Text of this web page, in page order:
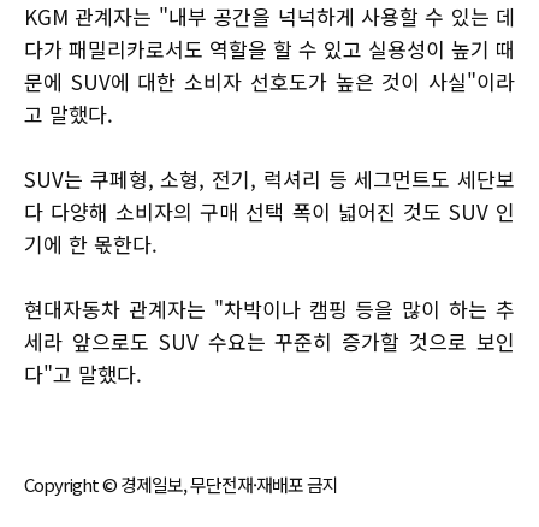
KGM 관계자는 "내부 공간을 넉넉하게 사용할 수 있는 데
다가 패밀리카로서도 역할을 할 수 있고 실용성이 높기 때
문에 SUV에 대한 소비자 선호도가 높은 것이 사실"이라
고 말했다.
SUV는 쿠페형, 소형, 전기, 럭셔리 등 세그먼트도 세단보
다 다양해 소비자의 구매 선택 폭이 넓어진 것도 SUV 인
기에 한 몫한다.
현대자동차 관계자는 "차박이나 캠핑 등을 많이 하는 추
세라 앞으로도 SUV 수요는 꾸준히 증가할 것으로 보인
다"고 말했다.
Copyright © 경제일보, 무단전재·재배포 금지